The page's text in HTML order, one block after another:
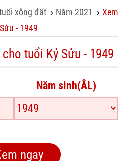
xông đất › Năm 2021 ›Xem
- 1949
tuổi Kỷ Sửu - 1949
Năm sinh(ÂL)